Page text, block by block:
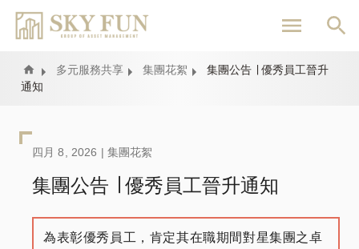
內
Home 多元服務共享 集團花絮
集團公告 ∣ 優秀員工晉升
通知
四月 8, 2026 | 集團花絮
集團公告 ∣ 優秀員工晉升通知
為表彰優秀員工，肯定其在職期間對星集團之卓